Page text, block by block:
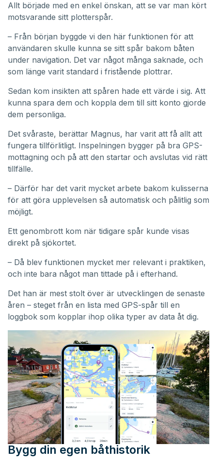
Allt började med en enkel önskan, att se var man kört
motsvarande sitt plotterspår.
– Från början byggde vi den här funktionen för att
användaren skulle kunna se sitt spår bakom båten
under navigation. Det var något många saknade, och
som länge varit standard i fristående plottrar.
Sedan kom insikten att spåren hade ett värde i sig. Att
kunna spara dem och koppla dem till sitt konto gjorde
dem personliga.
Det svåraste, berättar Magnus, har varit att få allt att
fungera tillförlitligt. Inspelningen bygger på bra GPS-
mottagning och på att den startar och avslutas vid rätt
tillfälle.
– Därför har det varit mycket arbete bakom kulisserna
för att göra upplevelsen så automatisk och pålitlig som
möjligt.
Ett genombrott kom när tidigare spår kunde visas
direkt på sjökortet.
– Då blev funktionen mycket mer relevant i praktiken,
och inte bara något man tittade på i efterhand.
Det han är mest stolt över är utvecklingen de senaste
åren – steget från en lista med GPS-spår till en
loggbok som kopplar ihop olika typer av data åt dig.
Bygg din egen båthistorik